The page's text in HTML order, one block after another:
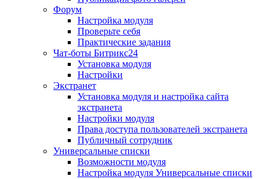
Форум
Настройка модуля
Проверьте себя
Практические задания
Чат-боты Битрикс24
Установка модуля
Настройки
Экстранет
Установка модуля и настройка сайта
экстранета
Настройки модуля
Права доступа пользователей экстранета
Публичный сотрудник
Универсальные списки
Возможности модуля
Настройка модуля Универсальные списки